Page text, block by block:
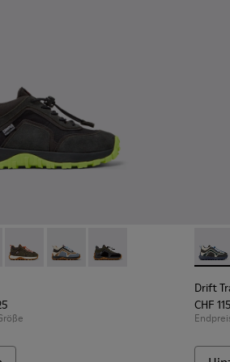
aus Leder.004 - Mehrfarbige Sneaker-
- K900359-006 - Mehrfarbige
Drift Trail - K900359-005 -
Drift Trail - K900359-003
Drift Trail - K900359-001
Drift
Drift
CHF